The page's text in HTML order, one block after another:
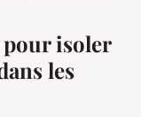
isoler
les